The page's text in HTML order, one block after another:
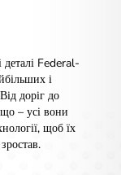
деталі Federal-
і
доріг до
– усі вони
щоб їх